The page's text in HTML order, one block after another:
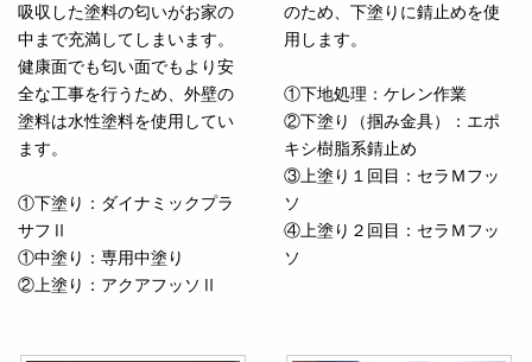
吸収した塗料の匂いがお家の
中まで充満してしまいます。
健康面でも匂い面でもより安
全な工事を行うため、外壁の
塗料は水性塗料を使用してい
ます。
①下塗り：ダイナミックプラ
サフⅡ
①中塗り：専用中塗り
②上塗り：アクアフッソⅡ
のため、下塗りに錆止めを使
用します。
①下地処理：ケレン作業
②下塗り（掴み金具）：エポ
キシ樹脂系錆止め
③上塗り１回目：セラＭフッ
ソ
④上塗り２回目：セラＭフッ
ソ